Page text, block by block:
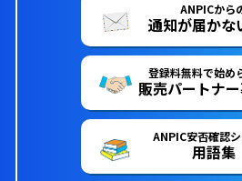
ANPICから
通知が届かな
登録料無料で始め
販売パートナ
ANPIC安否確認
用語集